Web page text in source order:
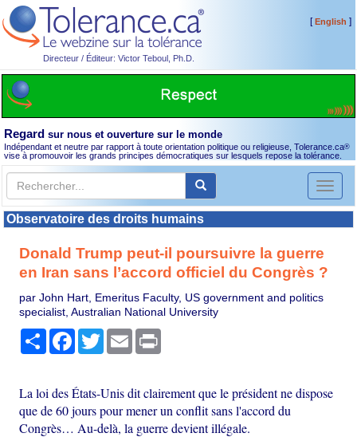
Directeur / Éditeur: Victor Teboul, Ph.D.
[English ]
Regard sur nous et ouverture sur le monde
Indépendant et neutre par rapport à toute orientation politique ou religieuse, Tolerance.ca®
vise à promouvoir les grands principes démocratiques sur lesquels repose la tolérance.
Toggle
Observatoire des droits humains
Donald Trump peut-il poursuivre la guerre
en Iran sans l’accord officiel du Congrès ?
par John Hart, Emeritus Faculty, US government and politics
specialist, Australian National University
PartagerFacebook
TwitterEmail
La loi des États-Unis dit clairement que le président ne dispose
que de 60 jours pour mener un conflit sans l'accord du
Congrès… Au-delà, la guerre devient illégale.